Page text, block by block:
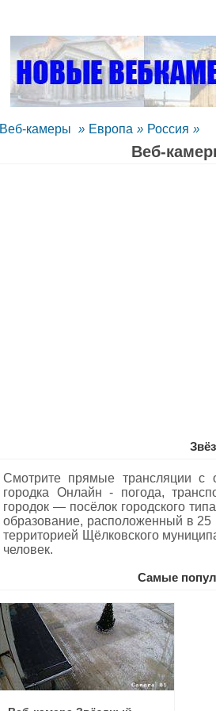
Веб-камеры » Европа » Россия »
Веб-
Смотрите прямые трансляции с
городка Oнлайн - погода,
городок — посёлок городского
образование, расположенный в 25
территорией Щёлковского
человек.
Самые